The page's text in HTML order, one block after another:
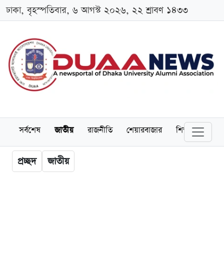
ঢাকা, বৃহস্পতিবার, ৬ আগস্ট ২০২৬, ২২ শ্রাবণ ১৪৩৩
সর্বশেষ জাতীয় রাজনীতি শেয়ারবাজার শিক্ষা
প্রচ্ছদ জাতীয়